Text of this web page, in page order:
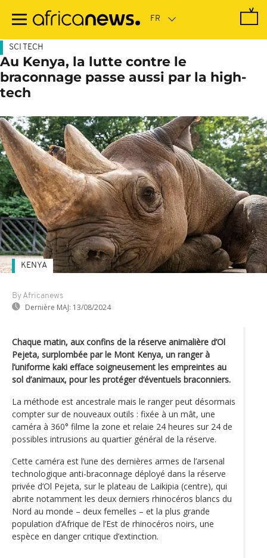
contenu
SCI TECH
Au Kenya, la lutte contre le
braconnage passe aussi par la high-
tech
By Africanews
Dernière MAJ: 13/08/2024
KENYA
Chaque matin, aux confins de la réserve animalière d’Ol
Pejeta, surplombée par le Mont Kenya, un ranger à
l’uniforme kaki efface soigneusement les empreintes au
sol d’animaux, pour les protéger d‘éventuels braconniers.
La méthode est ancestrale mais le ranger peut désormais
compter sur de nouveaux outils : fixée à un mât, une
caméra à 360° filme la zone et relaie 24 heures sur 24 de
possibles intrusions au quartier général de la réserve.
Cette caméra est l’une des dernières armes de l’arsenal
technologique anti-braconnage déployé dans la réserve
privée d’Ol Pejeta, sur le plateau de Laikipia (centre), qui
abrite notamment les deux derniers rhinocéros blancs du
Nord au monde – deux femelles – et la plus grande
population d’Afrique de l’Est de rhinocéros noirs, une
espèce en danger critique d’extinction.